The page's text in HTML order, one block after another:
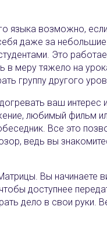
языка возможно,
даже за
Это
в меру тяжело на
группу другого
ваш интерес
любимый фильм
Все это
ведь вы
Вы
чтобы доступнее
дело в свои руки.